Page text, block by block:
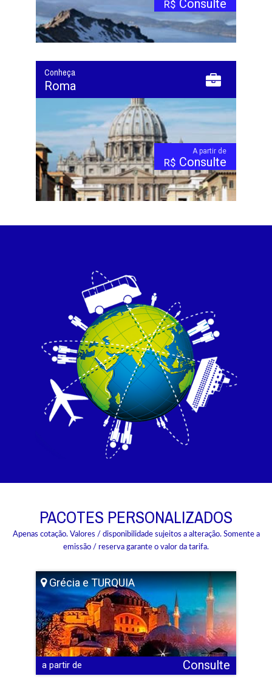
R$ Consulte
Conheça
Roma
A partir de
R$ Consulte
PACOTES PERSONALIZADOS
Apenas cotação. Valores / disponibilidade sujeitos a alteração. Somente a
emissão / reserva garante o valor da tarifa.
Grécia e TURQUIA
a partir de Consulte